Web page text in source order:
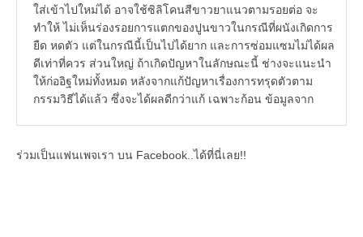
ใส่เข้าไปใหม่ได้ อาจใช้ซิลิโคนสีขาวยาแนวตามรอยต่อ จะ
ทำให้ ไม่เห็นร่องรอยการแตกของปูนขาวในกรณีที่ผนังเกิดการ
ยืด หดตัว แต่ในกรณีนี้เป็นไปได้ยาก และการซ่อมแซมไม่ได้ผล
ดีเท่าที่ควร ส่วนใหญ่ ถ้าเกิดปัญหาในลักษณะนี้ ช่างจะแนะนำ
ให้ก่ออิฐใหม่ทั้งหมด หลังจากแก้ปัญหาเรื่องการทรุดตัวตาม
กรรมวิธีได้แล้ว ซึ่งจะได้ผลดีกว่าแก้ เฉพาะก้อน ข้อมูลจาก
ร่วมเป็นแฟนเพจเรา บน Facebook..ได้ที่นี่เลย!!